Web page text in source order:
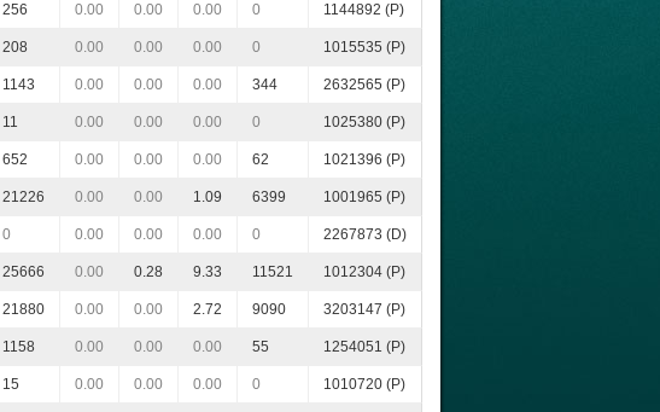
256 0.00 0.00 0.00 0 1144892 (P)
208 0.00 0.00 0.00 0 1015535 (P)
1143 0.00 0.00 0.00 344 2632565 (P)
11 0.00 0.00 0.00 0 1025380 (P)
652 0.00 0.00 0.00 62 1021396 (P)
21226 0.00 0.00 1.09 6399 1001965 (P)
0 0.00 0.00 0.00 0 2267873 (D)
25666 0.00 0.28 9.33 11521 1012304 (P)
21880 0.00 0.00 2.72 9090 3203147 (P)
1158 0.00 0.00 0.00 55 1254051 (P)
15 0.00 0.00 0.00 0 1010720 (P)